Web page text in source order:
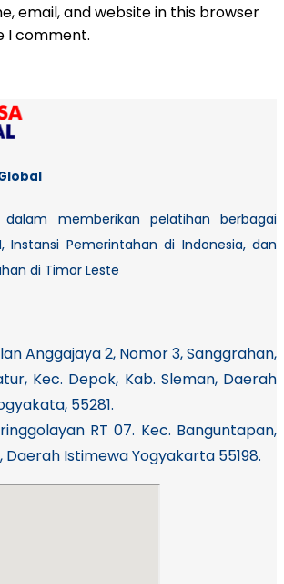
email, and website in this browser
I comment.
memberikan pelatihan berbagai
Instansi Pemerintahan di Indonesia, dan
di Timor Leste
Anggajaya 2, Nomor 3, Sanggrahan,
Kec. Depok, Kab. Sleman, Daerah
55281.
RT 07. Kec. Banguntapan,
Daerah Istimewa Yogyakarta 55198.